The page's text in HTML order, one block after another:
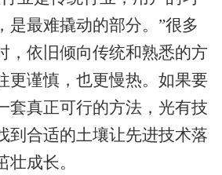
是最难撬动的部分。”很多
，依旧倾向传统和熟悉的方
更谨慎，也更慢热。如果要
套真正可行的方法，光有技
到合适的土壤让先进技术落
成长。